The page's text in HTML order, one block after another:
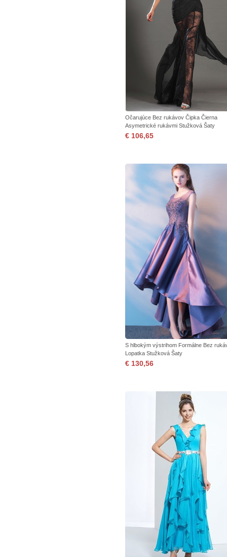
Očarujúce Bez rukávov Čipka Čierna
Asymetrické rukávmi Stužková Šaty
€ 106,65
S hlbokým výstrihom Formálne Bez
Lopatka Stužková Šaty
€ 130,56